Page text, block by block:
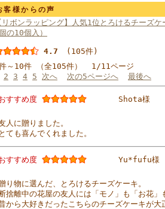
客様からの声
リボンラッピング】人気1位とろけるチーズ
の10個入）
4.7 (105件)
～10件 （全105件） 1/11ページ
2
3 4 5 次へ 次の5ページへ 最後へ
すすめ度 Shota様
人に贈りました。
ても喜んでくれました。
すすめ度 Yu*fufu様
り物に選んだ、とろけるチーズケーキ。
捨離中の花屋の友人には「モノ」も「お花」
から大好きだったこちらのチーズケーキが大